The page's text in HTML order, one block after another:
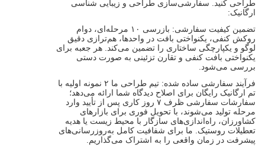
طراحی کنید. سفارشی‌سازی طراحی و زیبایی شناسی
ارگانیک:
تضمین کیفیت سفارشی: بازرسی ۱۰ مرحله‌ای، دوام
روکش کنفی، یکنواختی بافت در واحدها، هم‌ترازی دقیق
لوگو و یکپارچگی ساختاری را تضمین می‌کند. هر جعبه برای
یکنواختی بافت کنفی و تقارن تزئینی به صورت دستی
بررسی می‌شود.
فرآیند سفارشی ساده شده: تیم طراحی ما ۲ نمونه اولیه با
تم ارگانیک رایگان برای اصلاح دیدگاه شما ارائه می‌دهد؛
سفارشات سفارشی ظرف ۷ روز کاری پس از تأیید وارد
مرحله تولید می‌شوند، با تحویل فوری برای بازارهای
کشاورزان، راه‌اندازی‌های سازگار با محیط زیست یا هدیه
تعطیلات روستیک. ما برای شفافیت کامل به‌روزرسانی‌های
پیشرفت در زمان واقعی را به اشتراک می‌گذاریم.